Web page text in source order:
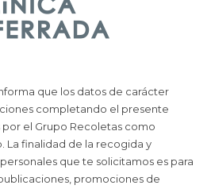
que los datos de carácter
completando el presente
el Grupo Recoletas como
La finalidad de la recogida y
que te solicitamos es para
promociones de